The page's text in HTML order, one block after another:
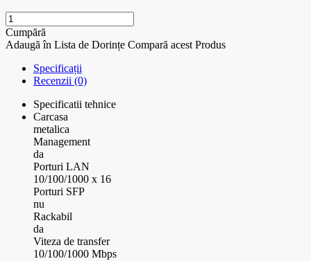
Cumpără
Adaugă în Lista de Dorințe Compară acest Produs
Specificații
Recenzii (0)
Specificatii tehnice
Carcasa
metalica
Management
da
Porturi LAN
10/100/1000 x 16
Porturi SFP
nu
Rackabil
da
Viteza de transfer
10/100/1000 Mbps